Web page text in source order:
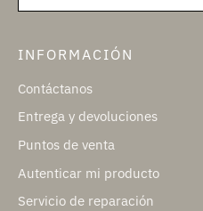
INFORMACIÓN
Contáctanos
Entrega y devoluciones
Puntos de venta
Autenticar mi producto
Servicio de reparación